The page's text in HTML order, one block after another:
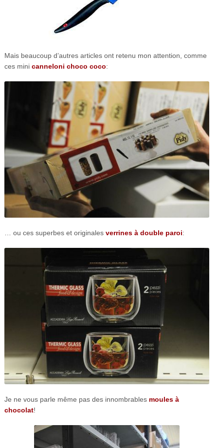
Mais beaucoup d’autres articles ont retenu mon attention, comme
ces mini canneloni choco coco:
… ou ces superbes et originales verrines à double paroi:
Je ne vous parle même pas des innombrables moules à
chocolat!